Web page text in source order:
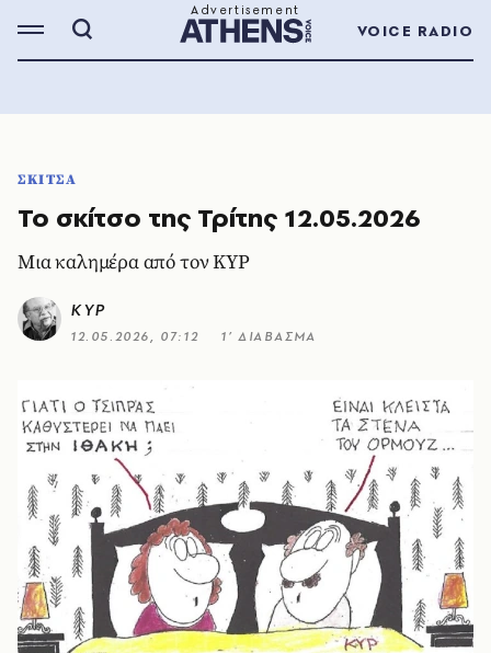
VOICE RADIO
ΣΚΙΤΣΑ
Το σκίτσο της Τρίτης 12.05.2026
Μια καλημέρα από τον ΚΥΡ
ΚΥΡ
12.05.2026, 07:12 1’ ΔΙΑΒΑΣΜΑ